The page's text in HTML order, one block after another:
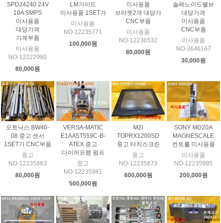
SPD24240 24V
10A SMPS
미사용품
대당가격
기계부품
미사용품
NO-12222980
80,000원
LM가이드
미사용품 1SET가
미사용품
NO-12235771
100,000원
미사용품
브라켓2개 대당가
CNC부품
미사용품
NO-12236532
80,000원
솔레노이드밸브
대당가격
미사용품
CNC부품
미사용품
NO-3646167
30,000원
오토닉스 BW40-
08 중고 센서
1SET가 CNC부품
중고
NO-12235863
80,000원
VERSA-MATIC
E1AA5T559C-B-
ATEX 중고
다이어프램 펌프
중고
NO-12235981
500,000원
M2I
TOPRX1200SD
중고 터치스크린
중고
NO-12235873
600,000원
SONY MD20A
MAGNESCALE
컨트롤 미사용품
미사용품
NO-12235995
200,000원